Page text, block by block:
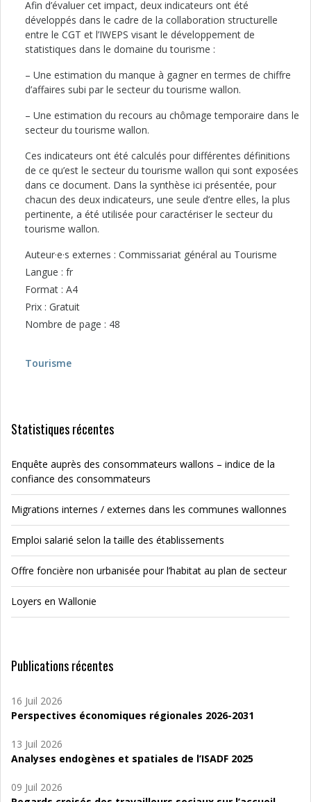
Afin d’évaluer cet impact, deux indicateurs ont été
développés dans le cadre de la collaboration structurelle
entre le CGT et l’IWEPS visant le développement de
statistiques dans le domaine du tourisme :
– Une estimation du manque à gagner en termes de chiffre
d’affaires subi par le secteur du tourisme wallon.
– Une estimation du recours au chômage temporaire dans le
secteur du tourisme wallon.
Ces indicateurs ont été calculés pour différentes définitions
de ce qu’est le secteur du tourisme wallon qui sont exposées
dans ce document. Dans la synthèse ici présentée, pour
chacun des deux indicateurs, une seule d’entre elles, la plus
pertinente, a été utilisée pour caractériser le secteur du
tourisme wallon.
Auteur·e·s externes : Commissariat général au Tourisme
Langue : fr
Format : A4
Prix : Gratuit
Nombre de page : 48
Tourisme
Statistiques récentes
Enquête auprès des consommateurs wallons – indice de la
confiance des consommateurs
Migrations internes / externes dans les communes wallonnes
Emploi salarié selon la taille des établissements
Offre foncière non urbanisée pour l’habitat au plan de secteur
Loyers en Wallonie
Publications récentes
16 Juil 2026
Perspectives économiques régionales 2026-2031
13 Juil 2026
Analyses endogènes et spatiales de l’ISADF 2025
09 Juil 2026